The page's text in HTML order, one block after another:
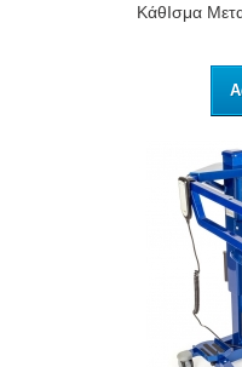
ΚάθΙσμα